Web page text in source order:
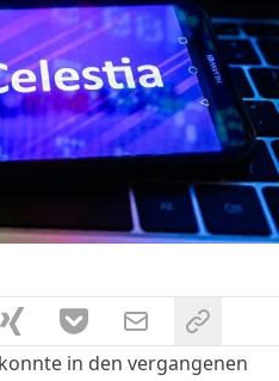
in den vergangenen